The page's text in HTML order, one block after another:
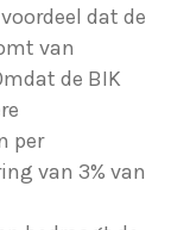
dat de
van
de BIK
per
van 3% van